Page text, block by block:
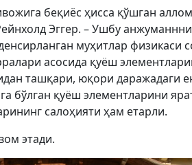
беқиёс ҳисса қўшган
Эггер. – Ушбу
муҳитлар физикаси
асосида қуёш
ташқари, юқори даражадаги
бўлган қуёш элементларини
салоҳияти ҳам етарли.
этади.